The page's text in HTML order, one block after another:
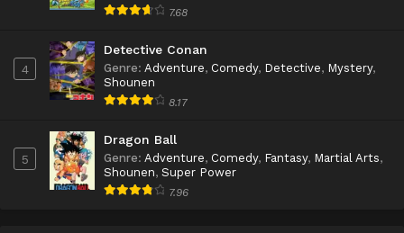
7.68
4
Detective Conan
Genre: Adventure, Comedy, Detective, Mystery,
Shounen
8.17
5
Dragon Ball
Genre: Adventure, Comedy, Fantasy, Martial Arts,
Shounen, Super Power
7.96